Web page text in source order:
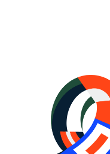
Калининград,
ОТ 3000₽